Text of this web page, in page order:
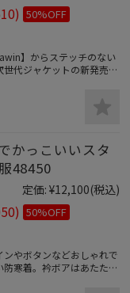
50%OFF
】からステッチのない
代ジャケットの新発売。
かっこいいスタ
48450
定価: ¥12,100(税込)
50%OFF
やボタンなどおしゃれで
寒着。衿ボアはあたたか